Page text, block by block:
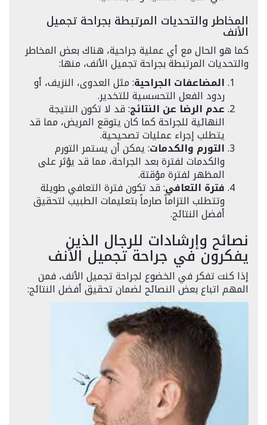
المخاطر والتحديات المرتبطة بجراحة تجميل
الأنف
كما هو الحال مع أي عملية جراحية، هناك بعض المخاطر
والتحديات المرتبطة بجراحة تجميل الأنف، منها:
المضاعفات الجراحية: مثل العدوى، النزيف، أو
ردود الفعل التحسسية للتخدير.
عدم الرضا عن النتائج: قد لا تكون النتيجة
النهائية للجراحة كما كان يتوقع المريض، مما قد
يتطلب إجراء عمليات تصحيحية.
التورم والكدمات: يمكن أن يستمر التورم
والكدمات لفترة بعد الجراحة، مما قد يؤثر على
المظهر لفترة مؤقتة.
فترة التعافي: قد تكون فترة التعافي طويلة
وتتطلب التزاماً صارماً بتعليمات الطبيب لتحقيق
أفضل النتائج.
نصائح وإرشادات للرجال الذين
يفكرون في جراحة تجميل الأنف
إذا كنت تفكر في الخضوع لجراحة تجميل الأنف، فمن
المهم اتباع بعض النصائح لضمان تحقيق أفضل النتائج: